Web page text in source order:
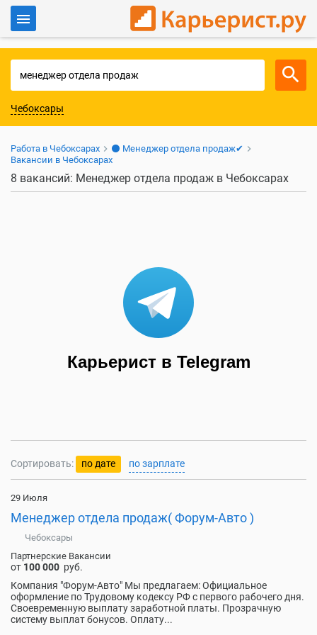
Для работодателей
Чебоксары
Работа в Чебоксарах
⚫ Менеджер отдела продаж✔
Вакансии в Чебоксарах
8 вакансий: Менеджер отдела продаж в Чебоксарах
Карьерист в Telegram
Сортировать: по дате по зарплате
29 Июля
Менеджер отдела продаж( Форум-Авто )
Чебоксары
Партнерские Вакансии
от 100 000 руб.
Компания "Форум-Авто" Мы предлагаем: Официальное
оформление по Трудовому кодексу РФ с первого рабочего дня.
Своевременную выплату заработной платы. Прозрачную
систему выплат бонусов. Оплату...